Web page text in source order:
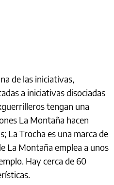
de las iniciativas,
a iniciativas disociadas
tengan una
La Montaña hacen
La Trocha es una marca de
La Montaña emplea a unos
Hay cerca de 60